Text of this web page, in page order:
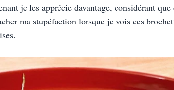
je les apprécie davantage, considérant que
ma stupéfaction lorsque je vois ces